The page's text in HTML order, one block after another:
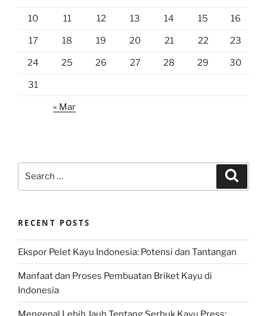
10 11 12 13 14 15 16
17 18 19 20 21 22 23
24 25 26 27 28 29 30
31
« Mar
RECENT POSTS
Ekspor Pelet Kayu Indonesia: Potensi dan Tantangan
Manfaat dan Proses Pembuatan Briket Kayu di
Indonesia